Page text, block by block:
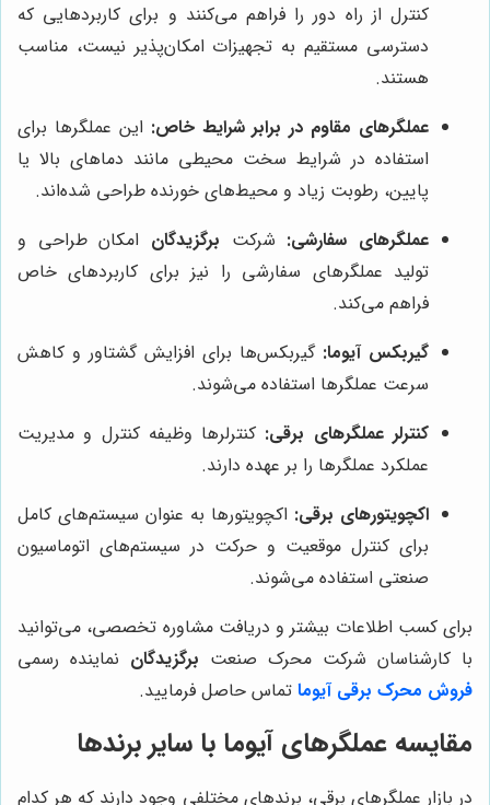
کنترل از راه دور را فراهم می‌کنند و برای کاربردهایی که
دسترسی مستقیم به تجهیزات امکان‌پذیر نیست، مناسب
هستند.
عملگرهای مقاوم در برابر شرایط خاص: این عملگرها برای
استفاده در شرایط سخت محیطی مانند دماهای بالا یا
پایین، رطوبت زیاد و محیط‌های خورنده طراحی شده‌اند.
عملگرهای سفارشی: شرکت برگزیدگان امکان طراحی و
تولید عملگرهای سفارشی را نیز برای کاربردهای خاص
فراهم می‌کند.
گیربکس آیوما: گیربکس‌ها برای افزایش گشتاور و کاهش
سرعت عملگرها استفاده می‌شوند.
کنترلر عملگرهای برقی: کنترلرها وظیفه کنترل و مدیریت
عملکرد عملگرها را بر عهده دارند.
اکچویتورهای برقی: اکچویتورها به عنوان سیستم‌های کامل
برای کنترل موقعیت و حرکت در سیستم‌های اتوماسیون
صنعتی استفاده می‌شوند.
برای کسب اطلاعات بیشتر و دریافت مشاوره تخصصی، می‌توانید
با کارشناسان شرکت محرک صنعت برگزیدگان نماینده رسمی
فروش محرک برقی آیوما تماس حاصل فرمایید.
مقایسه عملگرهای آیوما با سایر برندها
در بازار عملگرهای برقی، برندهای مختلفی وجود دارند که هر کدام